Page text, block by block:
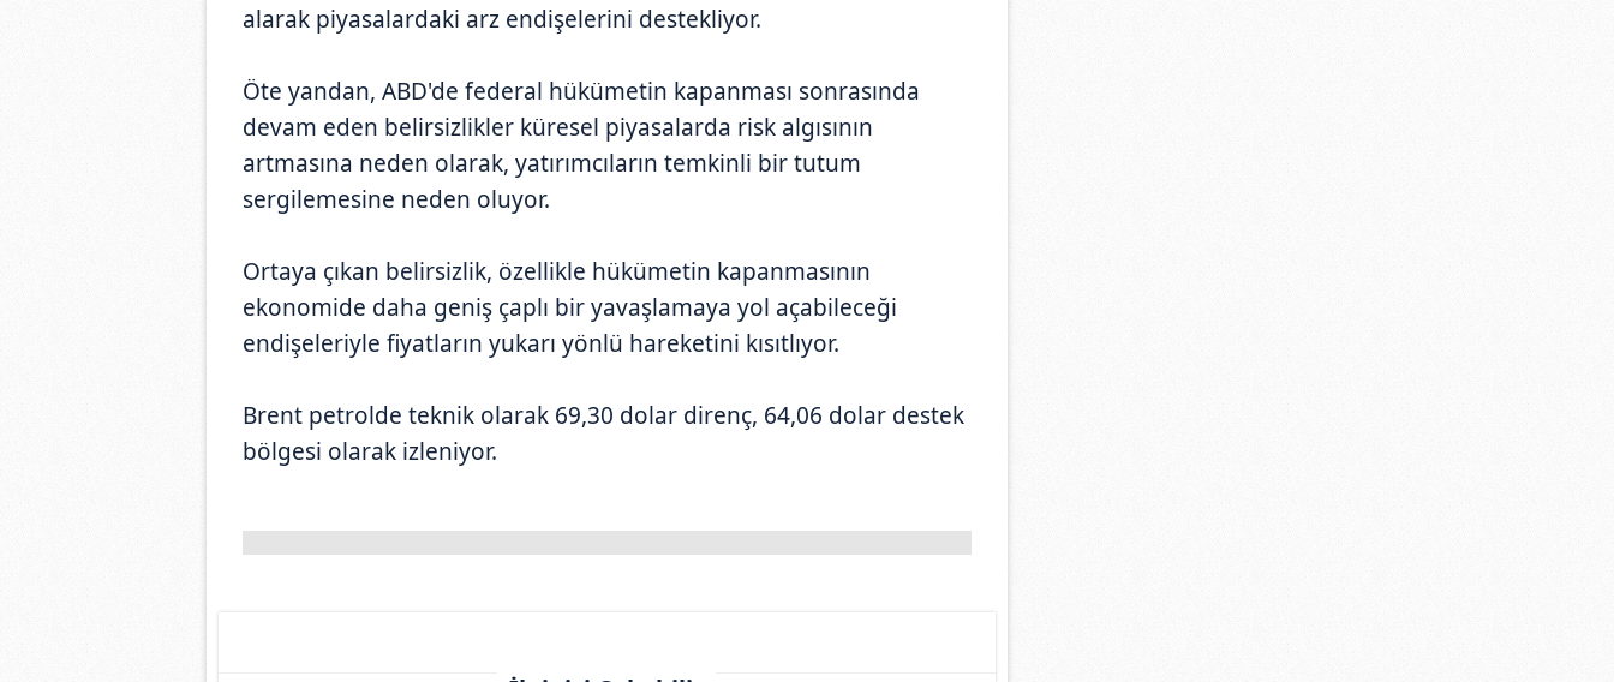
alarak piyasalardaki arz endişelerini destekliyor.
Öte yandan, ABD'de federal hükümetin kapanması sonrasında
devam eden belirsizlikler küresel piyasalarda risk algısının
artmasına neden olarak, yatırımcıların temkinli bir tutum
sergilemesine neden oluyor.
Ortaya çıkan belirsizlik, özellikle hükümetin kapanmasının
ekonomide daha geniş çaplı bir yavaşlamaya yol açabileceği
endişeleriyle fiyatların yukarı yönlü hareketini kısıtlıyor.
Brent petrolde teknik olarak 69,30 dolar direnç, 64,06 dolar destek
bölgesi olarak izleniyor.